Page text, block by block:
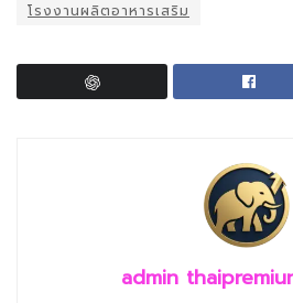
โรงงานผลิตอาหารเสริม
admin